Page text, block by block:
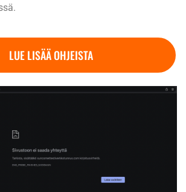
LUE LISÄÄ OHJEISTA